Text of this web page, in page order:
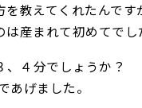
教えてくれたんです
産まれて初めてで
、４分でしょうか？
あげました。